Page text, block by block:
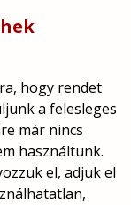
hogy rendet
a felesleges
már nincs
használtunk.
el, adjuk el